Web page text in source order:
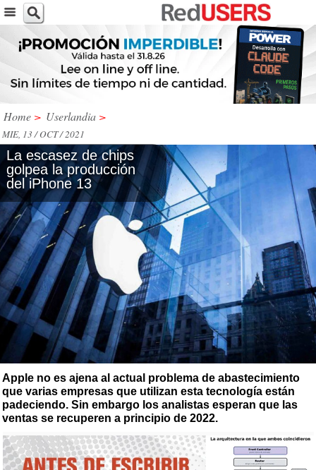
Home > Userlandia >
MIE, 13 / OCT / 2021
La escasez de chips
golpea la producción
del iPhone 13
Apple no es ajena al actual problema de abastecimiento
que varias empresas que utilizan esta tecnología están
padeciendo. Sin embargo los analistas esperan que las
ventas se recuperen a principio de 2022.